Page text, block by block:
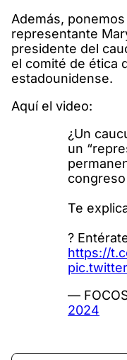
Además,
representante
presidente del
el comité de ética
estadounidense.
Aquí el video:
¿Un
un
congreso
Te
?
https://
—
2024